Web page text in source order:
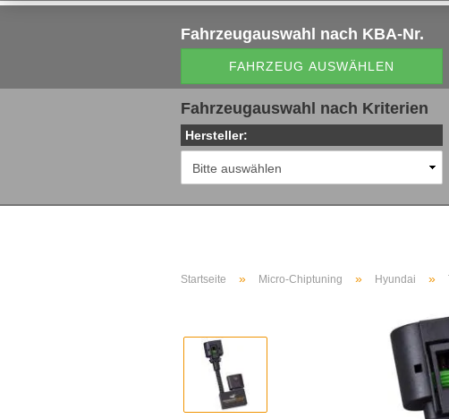
Fahrzeugauswahl nach KBA-Nr.
FAHRZEUG AUSWÄHLEN
Fahrzeugauswahl nach Kriterien
Hersteller:
Startseite » Micro-Chiptuning » Hyundai »